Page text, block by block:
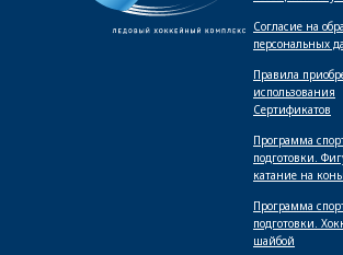
Согласие на
персональных
Правила
использования
Сертификатов
Программа
подготовки.
катание на
Программа
подготовки.
шайбой